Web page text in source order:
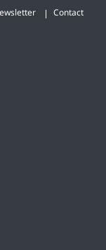
Contact